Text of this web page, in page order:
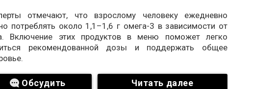
отмечают, что взрослому человеку ежедневно
потреблять около 1,1–1,6 г омега-3 в зависимости от
Включение этих продуктов в меню поможет легко
рекомендованной дозы и поддержать общее
Обсудить Читать далее